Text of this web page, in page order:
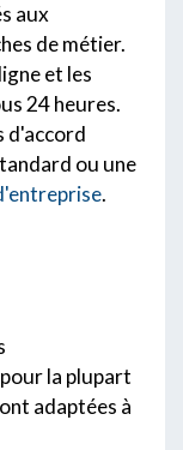
aux
de métier.
et les
24 heures.
d'accord
ou une
.
la plupart
adaptées à